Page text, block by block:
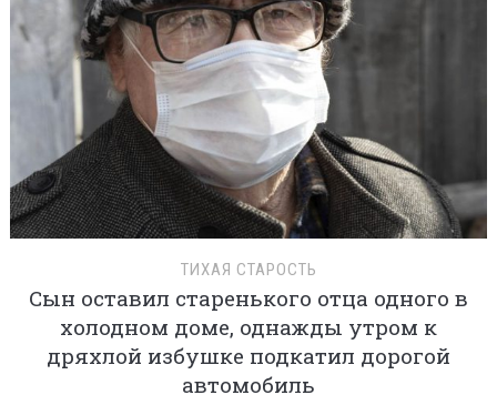
ТИХАЯ СТАРОСТЬ
Сын оставил старенького отца одного в
холодном доме, однажды утром к
дряхлой избушке подкатил дорогой
автомобиль